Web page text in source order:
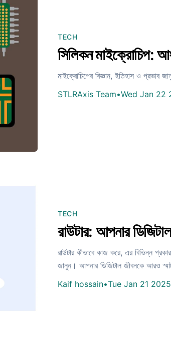
TECH
সিলিকন মাইক্রোচিপ:
মাইক্রোচিপের বিজ্ঞান, ইতিহাস ও প্রভাব
STLRAxis Team•Wed Jan 22
TECH
রাউটার: আপনার
রাউটার কীভাবে কাজ করে, এর বিভিন্ন
জানুন। আপনার ডিজিটাল জীবনকে আরও
Kaif hossain•Tue Jan 21 2025